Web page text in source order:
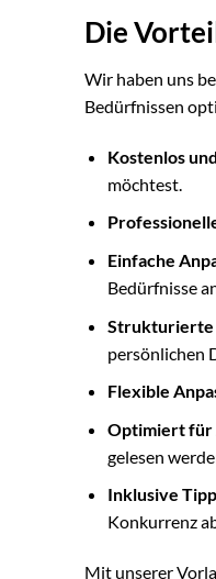
Die
Wir haben uns
Bedürfnissen
Kostenlos
möchtest.
Einfache
Bedürfnisse
Strukturierte
persönlichen
Flexible
Optimiert für
gelesen
Inklusive
Konkurrenz
Mit unserer